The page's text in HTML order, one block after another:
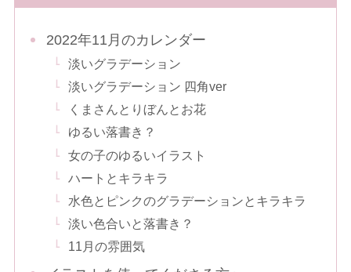
2022年11月のカレンダー
淡いグラデーション
淡いグラデーション 四角ver
くまさんとりぼんとお花
ゆるい落書き？
女の子のゆるいイラスト
ハートとキラキラ
水色とピンクのグラデーションとキラキラ
淡い色合いと落書き？
11月の雰囲気